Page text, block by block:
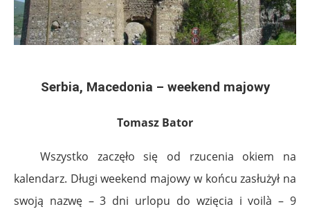
Serbia, Macedonia – weekend majowy
Tomasz Bator
Wszystko zaczęło się od rzucenia okiem na
kalendarz. Długi weekend majowy w końcu zasłużył na
swoją nazwę – 3 dni urlopu do wzięcia i voilà – 9